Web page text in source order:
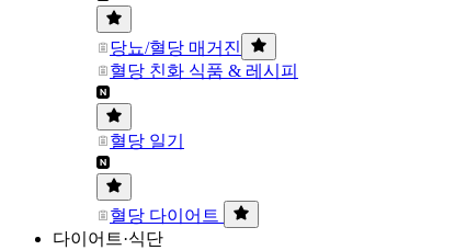
당뇨/혈당 매거진
혈당 친화 식품 & 레시피
혈당 일기
혈당 다이어트
다이어트·식단